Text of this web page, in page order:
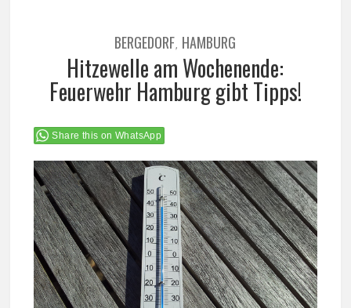
BERGEDORF, HAMBURG
Hitzewelle am Wochenende:
Feuerwehr Hamburg gibt Tipps!
Share this on WhatsApp